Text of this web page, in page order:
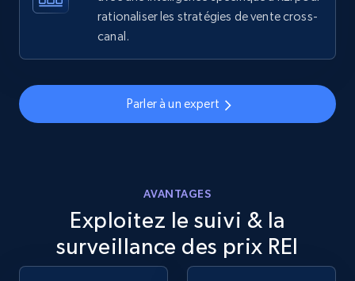
5.6K+ 875+ Commencer
5.6K+ 875+ Commencer
rationaliser les stratégies de vente cross-
canal.
Parler à un expert
AVANTAGES
Exploitez le suivi & la
surveillance des prix REI